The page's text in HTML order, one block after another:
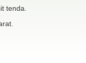
tenda.